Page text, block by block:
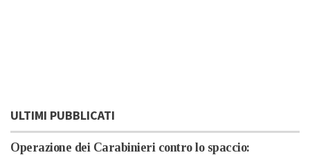
ULTIMI PUBBLICATI
Operazione dei Carabinieri contro lo spaccio: